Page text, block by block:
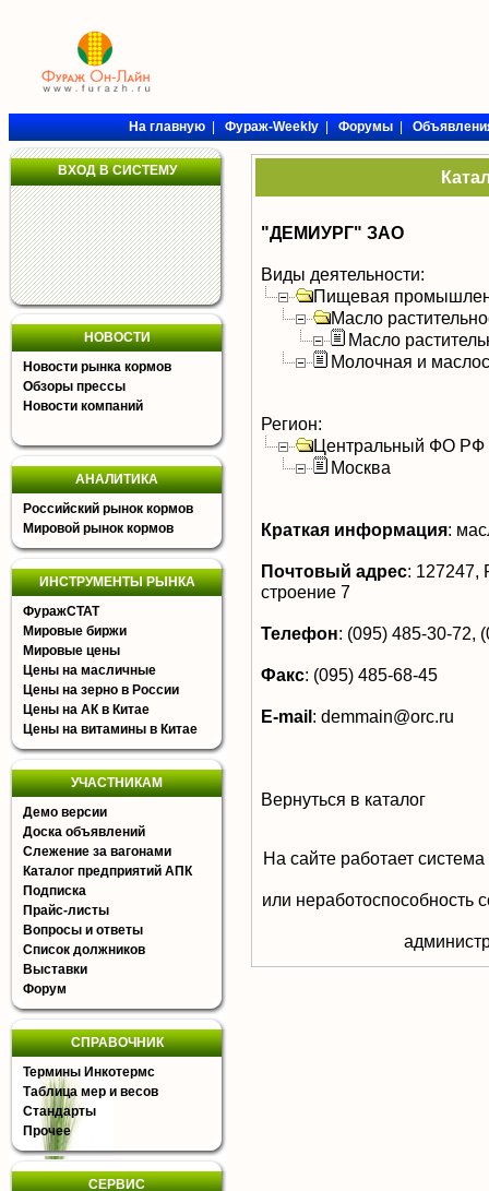
На главную|Фураж-Weekly|Форумы|
ВХОД В СИСТЕМУ
НОВОСТИ
Новости рынка кормов
Обзоры прессы
Новости компаний
АНАЛИТИКА
Российский рынок кормов
Мировой рынок кормов
ИНСТРУМЕНТЫ РЫНКА
ФуражСТАТ
Мировые биржи
Мировые цены
Цены на масличные
Цены на зерно в России
Цены на АК в Китае
Цены на витамины в Китае
УЧАСТНИКАМ
Демо версии
Доска объявлений
Слежение за вагонами
Каталог предприятий АПК
Подписка
Прайс-листы
Вопросы и ответы
Список должников
Выставки
Форум
СПРАВОЧНИК
Термины Инкотермс
Таблица мер и весов
Стандарты
Прочее
СЕРВИС
"ДЕМИУРГ" ЗАО
Виды деятельности:
Пищевая
Масло
Масло
Молочная и
Регион:
Центральный ФО РФ
Москва
Краткая информация:
Почтовый адрес: 127247,
строение 7
Телефон: (095) 485-30-72,
Факс: (095) 485-68-45
E-mail: demmain@orc.ru
Вернуться в каталог
На сайте работает
или неработоспособность